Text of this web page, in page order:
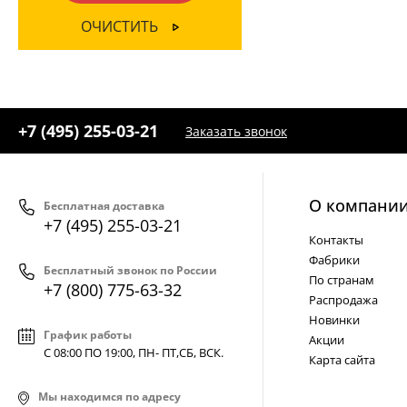
ОЧИСТИТЬ
+7 (495) 255-03-21 Заказать звонок
Бесплатная доставка
+7 (495) 255-03-21
Бесплатный звонок по России
+7 (800) 775-63-32
График работы
С 08:00 ПО 19:00, ПН- ПТ,СБ, ВСК.
Мы находимся по адресу
О
Контакты
Фабрики
По странам
Распродажа
Новинки
Акции
Карта сайта